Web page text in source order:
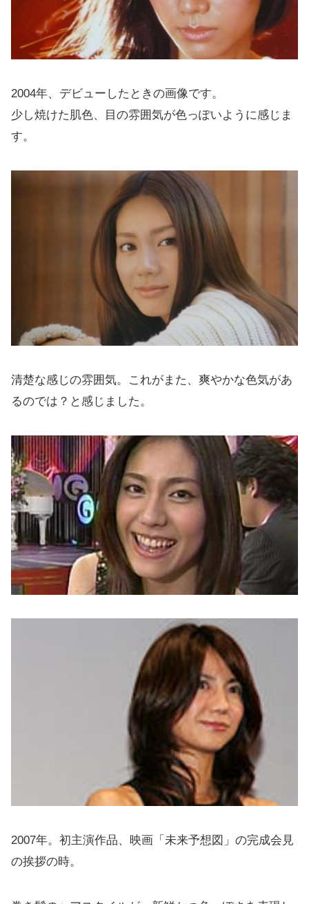
2004年、デビューしたときの画像です。
少し焼けた肌色、目の雰囲気が色っぽいように感じま
す。
清楚な感じの雰囲気。これがまた、爽やかな色気があ
るのでは？と感じました。
2007年。初主演作品、映画「未来予想図」の完成会見
の挨拶の時。